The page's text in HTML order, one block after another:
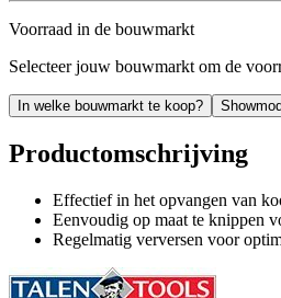
Voorraad in de bouwmarkt
Selecteer jouw bouwmarkt om de
In welke bouwmarkt te koop?
Productomschrijving
Effectief in het opvangen van
Eenvoudig op maat te knippen
Regelmatig verversen voor